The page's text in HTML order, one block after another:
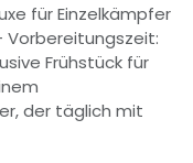
für Einzelkämpfer
Vorbereitungszeit:
Frühstück für
der täglich mit